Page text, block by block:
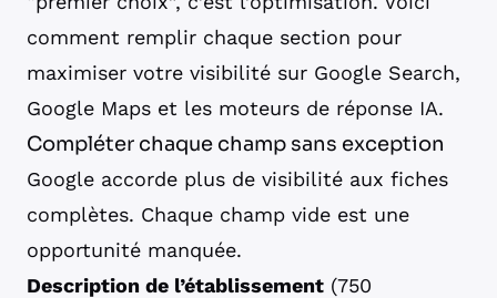
comment remplir chaque section pour
maximiser votre visibilité sur Google Search,
Google Maps et les moteurs de réponse IA.
Compléter chaque champ sans exception
Google accorde plus de visibilité aux fiches
complètes. Chaque champ vide est une
opportunité manquée.
Description de l’établissement (750